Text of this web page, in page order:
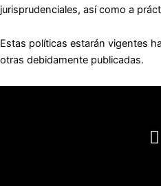
jurisprudenciales, así como a
Estas políticas estarán vigentes
otras debidamente publicadas.
I
n